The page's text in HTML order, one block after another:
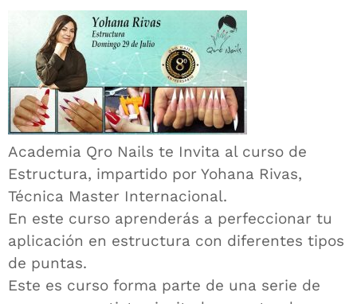
Academia Qro Nails te Invita al curso de
Estructura, impartido por Yohana Rivas,
Técnica Master Internacional.
En este curso aprenderás a perfeccionar tu
aplicación en estructura con diferentes tipos
de puntas.
Este es curso forma parte de una serie de